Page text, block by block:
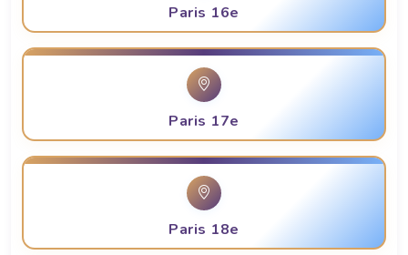
Paris 16e
Paris 17e
Paris 18e